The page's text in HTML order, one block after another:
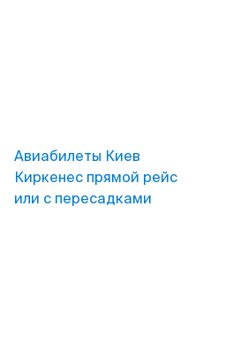
Авиабилеты Киев
Киркенес прямой рейс
или с пересадками